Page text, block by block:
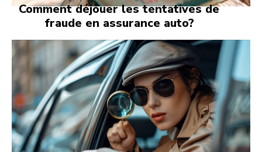
Comment déjouer les tentatives de
fraude en assurance auto?